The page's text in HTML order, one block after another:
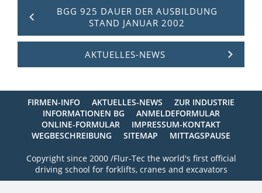
BGG 925 DAUER DER AUSBILDUNG
STAND JANUAR 2002
AKTUELLES-NEWS
FIRMEN-INFO AKTUELLES-NEWS
ZUR INDUSTRIE
INFORMATIONEN BG
ANMELDEFORMULAR
ONLINE-FORMULAR
IMPRESSUM-KONTAKT
WEGBESCHREIBUNG
SITEMAP MITTAGSPAUSE
Copyright since 2000 /Flur-Tec the world's first official
driving school for forklifts, cranes and excavators